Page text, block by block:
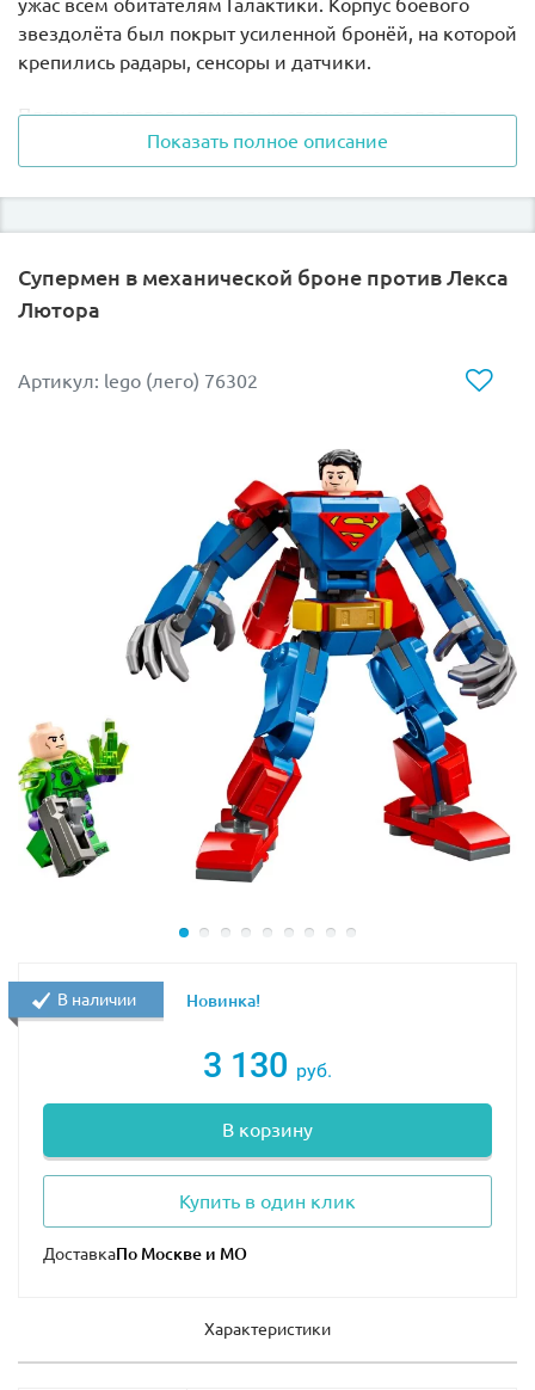
ужас всем обитателям Галактики. Корпус боевого
звездолёта был покрыт усиленной бронёй, на которой
крепились радары, сенсоры и датчики.
Площадь ангаров и грузовых отсеков позволяла
перевозить огромные количества боевой техники и
дроидов, а также другие космические корабли и
истребители. Главный мостик и панели управления
располагались в защищённой башне в хвостовой части
турболазеры, являющиеся базовым орудием
разрушителя.
Из деталей набора Лего 75033 Вы сможете собрать
уменьшенную копию звёздного разрушителя и
Показать полное описание
Супермен в механической броне против Лекса
Лютора
Артикул: lego (лего) 76302
3 130 руб.
В корзину
Купить в один клик
Доставка
В наличии Новинка!
Характеристики